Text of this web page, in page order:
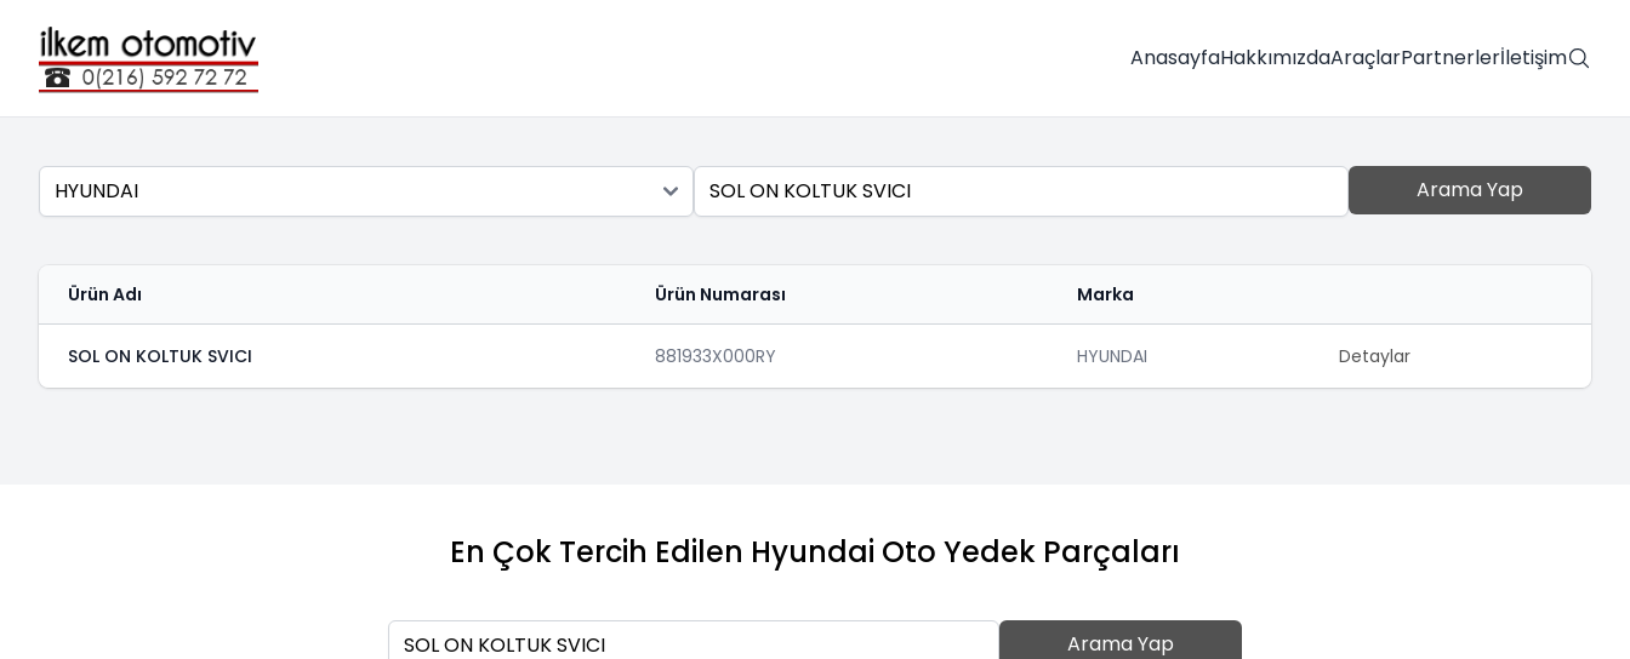
AnasayfaHakkımızdaAraçlarPartnerlerİletişim
Marka Ara Arama Yap
Ürün Adı Ürün Numarası Marka
SOL ON KOLTUK SVICI 881933X000RY HYUNDAI Detaylar
En Çok Tercih Edilen Hyundai Oto Yedek Parçaları
Ara Arama Yap